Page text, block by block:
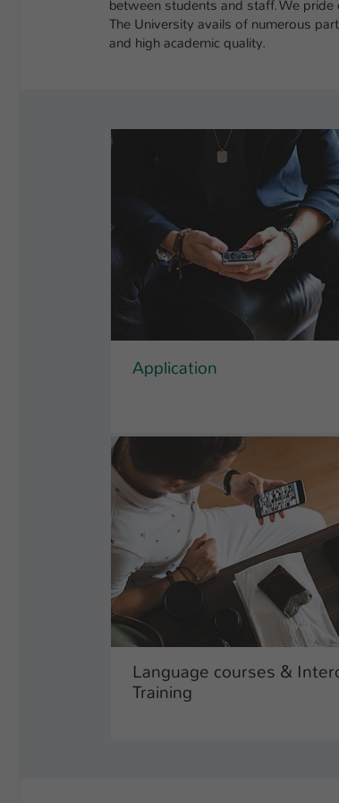
between students and staff. We
The University avails of numerous
and high academic quality.
Application
Language courses &
Training